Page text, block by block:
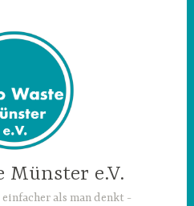
Münster e.V.
als man denkt